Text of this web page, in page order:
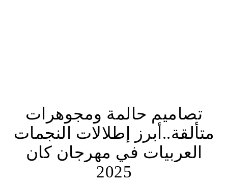
تصاميم حالمة ومجوهرات
متألقة..أبرز إطلالات النجمات
العربيات في مهرجان كان
2025